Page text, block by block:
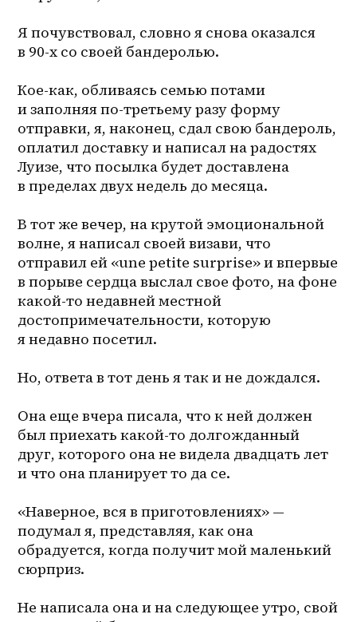
Я почувствовал, словно я снова оказался
в 90-х со своей бандеролью.
Кое-как, обливаясь семью потами
и заполняя по-третьему разу форму
отправки, я, наконец, сдал свою бандероль,
оплатил доставку и написал на радостях
Луизе, что посылка будет доставлена
в пределах двух недель до месяца.
В тот же вечер, на крутой эмоциональной
волне, я написал своей визави, что
отправил ей «une petite surprise» и впервые
в порыве сердца выслал свое фото, на фоне
какой-то недавней местной
достопримечательности, которую
я недавно посетил.
Но, ответа в тот день я так и не дождался.
Она еще вчера писала, что к ней должен
был приехать какой-то долгожданный
друг, которого она не видела двадцать лет
и что она планирует то да се.
«Наверное, вся в приготовлениях» —
подумал я, представляя, как она
обрадуется, когда получит мой маленький
сюрприз.
Не написала она и на следующее утро, свой